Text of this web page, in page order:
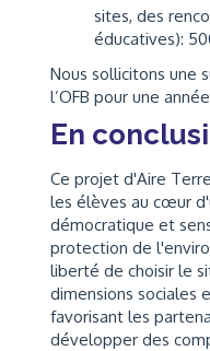
sites, des
éducatives):
Nous sollicitons une
l’OFB pour une
En
Ce projet d'Aire
les élèves au cœur
démocratique et
protection de
liberté de choisir le
dimensions sociales
favorisant les
développer des